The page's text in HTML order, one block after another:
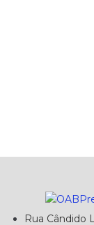
Rua Cândido